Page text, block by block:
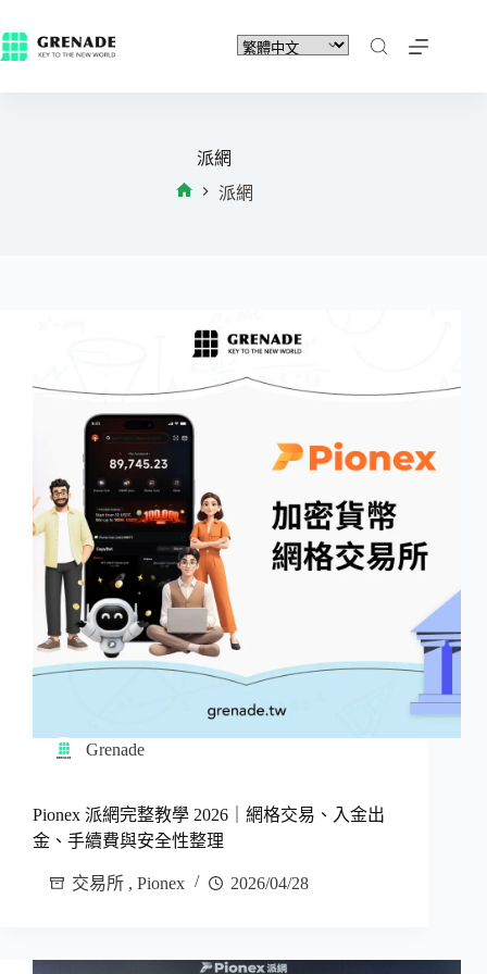
派網
派網
Grenade
Pionex 派網完整教學 2026｜網格交易、入金出
金、手續費與安全性整理
交易所 , Pionex 2026/04/28